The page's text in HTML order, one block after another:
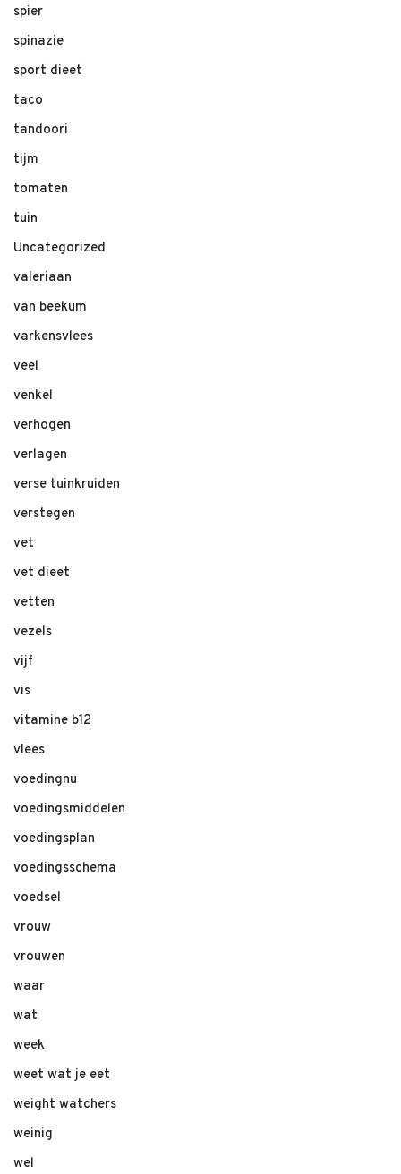
spier
spinazie
sport dieet
taco
tandoori
tijm
tomaten
tuin
Uncategorized
valeriaan
van beekum
varkensvlees
veel
venkel
verhogen
verlagen
verse tuinkruiden
verstegen
vet
vet dieet
vetten
vezels
vijf
vis
vitamine b12
vlees
voedingnu
voedingsmiddelen
voedingsplan
voedingsschema
voedsel
vrouw
vrouwen
waar
wat
week
weet wat je eet
weight watchers
weinig
wel